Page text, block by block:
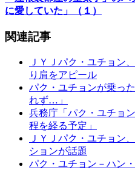
に愛していた」（１）
関連記事
ＪＹＪパク・ユチョン
り肩をアピール
パク・ユチョンが乗っ
れず…」
兵務庁「パク・ユチョ
程を経る予定」
ＪＹＪパク・ユチョン
ションが話題
パク・ユチョン－ハン